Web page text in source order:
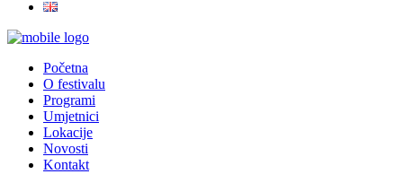
Početna
O festivalu
Programi
Umjetnici
Lokacije
Novosti
Kontakt